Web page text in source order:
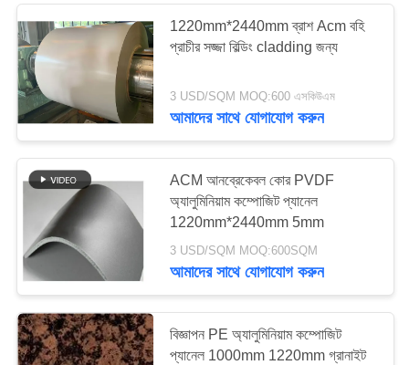
আমাদের
সাথে
যোগাযোগ
খবর
মামলা
একটি
উদ্ধৃতি
অনুরোধ
করুন
1220mm*2440mm ব্রাশ Acm বহি
প্রাচীর সজ্জা বিল্ডিং cladding জন্য
3 USD/SQM MOQ:600 এসকিউএম
আমাদের সাথে যোগাযোগ করুন
ACM আনব্রেকেবল কোর PVDF
অ্যালুমিনিয়াম কম্পোজিট প্যানেল
1220mm*2440mm 5mm
3 USD/SQM MOQ:600SQM
আমাদের সাথে যোগাযোগ করুন
বিজ্ঞাপন PE অ্যালুমিনিয়াম কম্পোজিট
প্যানেল 1000mm 1220mm গ্রানাইট